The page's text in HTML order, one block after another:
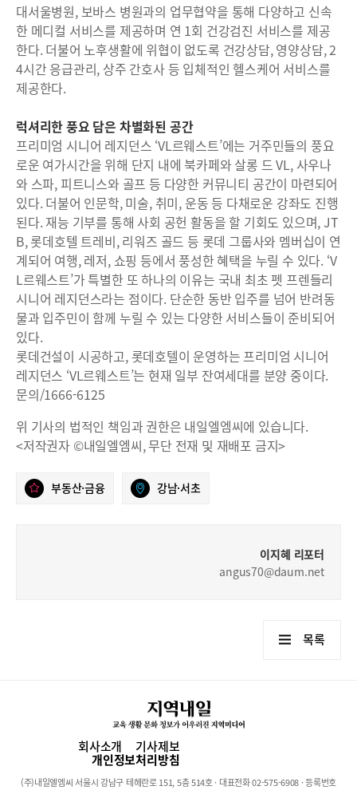
대서울병원, 보바스 병원과의 업무협약을 통해 다양하고 신속
한 메디컬 서비스를 제공하며 연 1회 건강검진 서비스를 제공
한다. 더불어 노후생활에 위협이 없도록 건강상담, 영양상담, 2
4시간 응급관리, 상주 간호사 등 입체적인 헬스케어 서비스를
제공한다.
럭셔리한 풍요 담은 차별화된 공간
프리미엄 시니어 레지던스 ‘VL르웨스트’에는 거주민들의 풍요
로운 여가시간을 위해 단지 내에 북카페와 살롱 드 VL, 사우나
와 스파, 피트니스와 골프 등 다양한 커뮤니티 공간이 마련되어
있다. 더불어 인문학, 미술, 취미, 운동 등 다채로운 강좌도 진행
된다. 재능 기부를 통해 사회 공헌 활동을 할 기회도 있으며, JT
B, 롯데호텔 트레비, 리워즈 골드 등 롯데 그룹사와 멤버십이 연
계되어 여행, 레저, 쇼핑 등에서 풍성한 혜택을 누릴 수 있다. ‘V
L르웨스트’가 특별한 또 하나의 이유는 국내 최초 펫 프렌들리
시니어 레지던스라는 점이다. 단순한 동반 입주를 넘어 반려동
물과 입주민이 함께 누릴 수 있는 다양한 서비스들이 준비되어
있다.
롯데건설이 시공하고, 롯데호텔이 운영하는 프리미엄 시니어
레지던스 ‘VL르웨스트’는 현재 일부 잔여세대를 분양 중이다.
문의/1666-6125
위 기사의 법적인 책임과 권한은 내일엘엠씨에 있습니다.
<저작권자 ©내일엘엠씨, 무단 전재 및 재배포 금지>
부동산·금융 강남·서초
이지혜 리포터
angus70@daum.net
목록
회사소개 기사제보
개인정보처리방침
(주)내일엘엠씨 서울시 강남구 테헤란로 151, 5층 514호 · 대표전화 02-575-6908 · 등록번호